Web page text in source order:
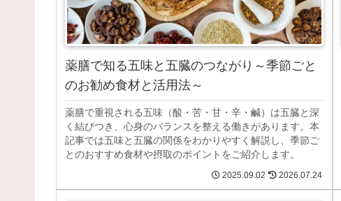
薬膳で知る五味と五臓のつながり～季節ごと
のお勧め食材と活用法～
薬膳で重視される五味（酸・苦・甘・辛・鹹）は五臓と深
く結びつき、心身のバランスを整える働きがあります。本
記事では五味と五臓の関係をわかりやすく解説し、季節ご
とのおすすめ食材や摂取のポイントをご紹介します。
2025.09.02 2026.07.24